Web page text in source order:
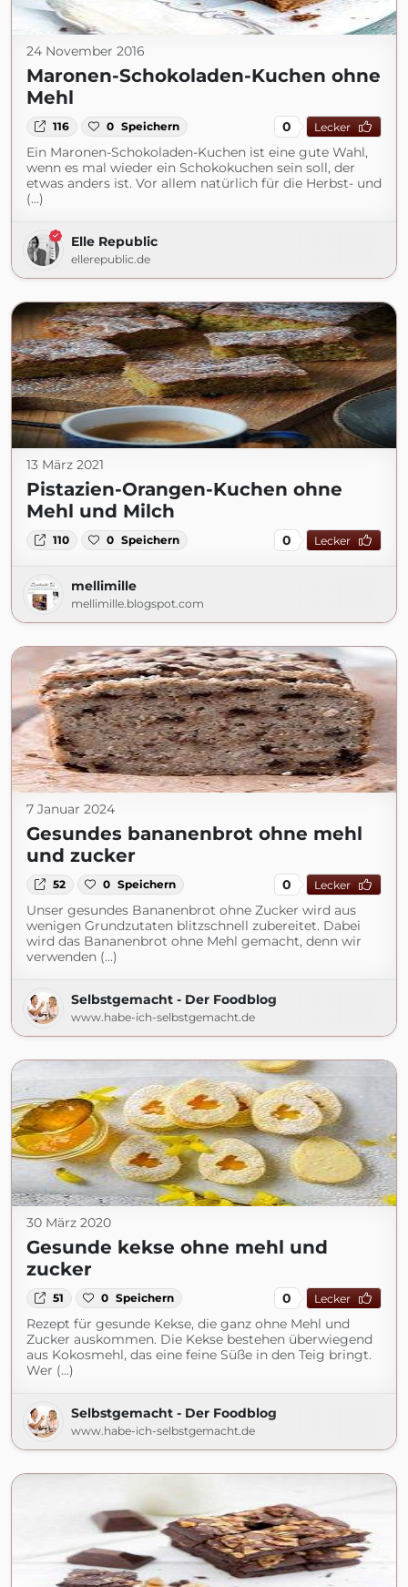
24 November 2016
Maronen-Schokoladen-Kuchen ohne
Mehl
116 0 Speichern 0 Lecker
Ein Maronen-Schokoladen-Kuchen ist eine gute Wahl,
wenn es mal wieder ein Schokokuchen sein soll, der
etwas anders ist. Vor allem natürlich für die Herbst- und
(...)
Elle Republic
ellerepublic.de
13 März 2021
Pistazien-Orangen-Kuchen ohne
Mehl und Milch
110 0 Speichern 0 Lecker
mellimille
mellimille.blogspot.com
7 Januar 2024
Gesundes bananenbrot ohne mehl
und zucker
52 0 Speichern 0 Lecker
Unser gesundes Bananenbrot ohne Zucker wird aus
wenigen Grundzutaten blitzschnell zubereitet. Dabei
wird das Bananenbrot ohne Mehl gemacht, denn wir
verwenden (...)
Selbstgemacht - Der Foodblog
www.habe-ich-selbstgemacht.de
30 März 2020
Gesunde kekse ohne mehl und
zucker
51 0 Speichern 0 Lecker
Rezept für gesunde Kekse, die ganz ohne Mehl und
Zucker auskommen. Die Kekse bestehen überwiegend
aus Kokosmehl, das eine feine Süße in den Teig bringt.
Wer (...)
Selbstgemacht - Der Foodblog
www.habe-ich-selbstgemacht.de